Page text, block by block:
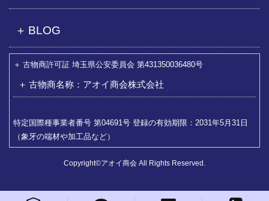
BLOG
古物商許可証 埼玉県公安委員会 第431350036480号
古物商名称：アオイ商会株式会社
特定国際種事業者番号 第04691号 登録の有効期限：2031年5月31日
（象牙の端材や加工品など）
Copyright©アオイ商会 All Rights Reserved.